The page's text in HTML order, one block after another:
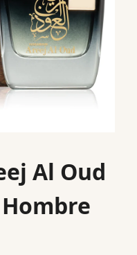
Al Oud
Hombre